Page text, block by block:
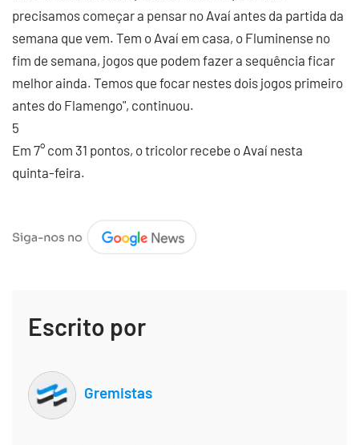
precisamos começar a pensar no Avaí antes da partida da
semana que vem. Tem o Avaí em casa, o Fluminense no
fim de semana, jogos que podem fazer a sequência ficar
melhor ainda. Temos que focar nestes dois jogos primeiro
antes do Flamengo", continuou.
5
Em 7° com 31 pontos, o tricolor recebe o Avaí nesta
quinta-feira.
Escrito por
Gremistas